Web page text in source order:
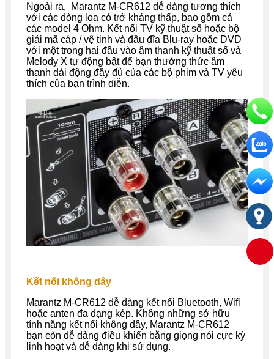
Ngoài ra, Marantz M-CR612 dễ dàng tương thích
với các dòng loa có trở kháng thấp, bao gồm cả
các model 4 Ohm. Kết nối TV kỹ thuật số hoặc bộ
giải mã cáp / vệ tinh và đầu đĩa Blu-ray hoặc DVD
với một trong hai đầu vào âm thanh kỹ thuật số và
Melody X tự động bật để bạn thưởng thức âm
thanh dải động đầy đủ của các bộ phim và TV yêu
thích của bạn trình diễn.
Kết nối không dây
Marantz M-CR612 dễ dàng kết nối Bluetooth, Wifi
hoặc anten đa dạng kép. Không những sở hữu
tính năng kết nối không dây, Marantz M-CR612
bạn còn dễ dàng điều khiển bằng giọng nói cực kỳ
linh hoạt và dễ dàng khi sử dụng.